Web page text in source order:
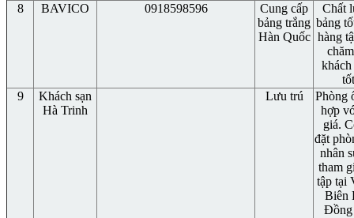
8
BAVICO 0918598596
Cung cấp
bảng trắng
Hàn Quốc
Chất
bảng
hàng
khách
9
Khách sạn
Hà Trinh
Lưu trú
Phòng
hợp
giá.
đặt
nhân
tham
tập tại
Biên
Đồng